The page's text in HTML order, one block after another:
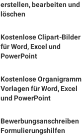
erstellen, bearbeiten und
löschen
Kostenlose Clipart-Bilder
für Word, Excel und
PowerPoint
Kostenlose Organigramm
Vorlagen für Word, Excel
und PowerPoint
Bewerbungsanschreiben
Formulierungshilfen